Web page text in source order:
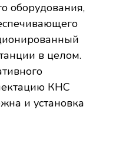
оборудования,
в целом.
КНС
и установка